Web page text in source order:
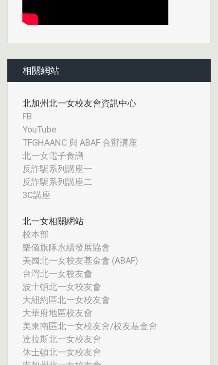
相關網站
北加州北一女校友會資訊中心
FB
YouTube
TFGHAANC 與 ABAF 合辦講座
北一女電子食譜
反詐騙系列講座一
反詐騙系列講座二
3C講座
北一女相關網站
校本部
樂儀旗隊永續發展協會
美國北一女校友基金會 (ABAF)
台灣北一女校友會
波士頓北一女校友會
大紐約區北一女校友會
大華府地區校友會
美東南區北一女校友會/校友基金會
達拉斯北一女校友會
休士頓北一女校友會